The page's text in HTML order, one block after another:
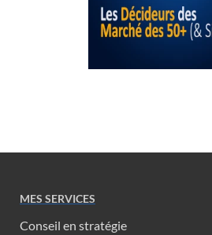
MES SERVICES
Conseil en stratégie